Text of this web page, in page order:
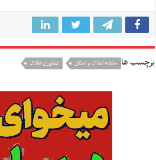
برچسب ها سامانه املاک و اسکان مشاوران املاک